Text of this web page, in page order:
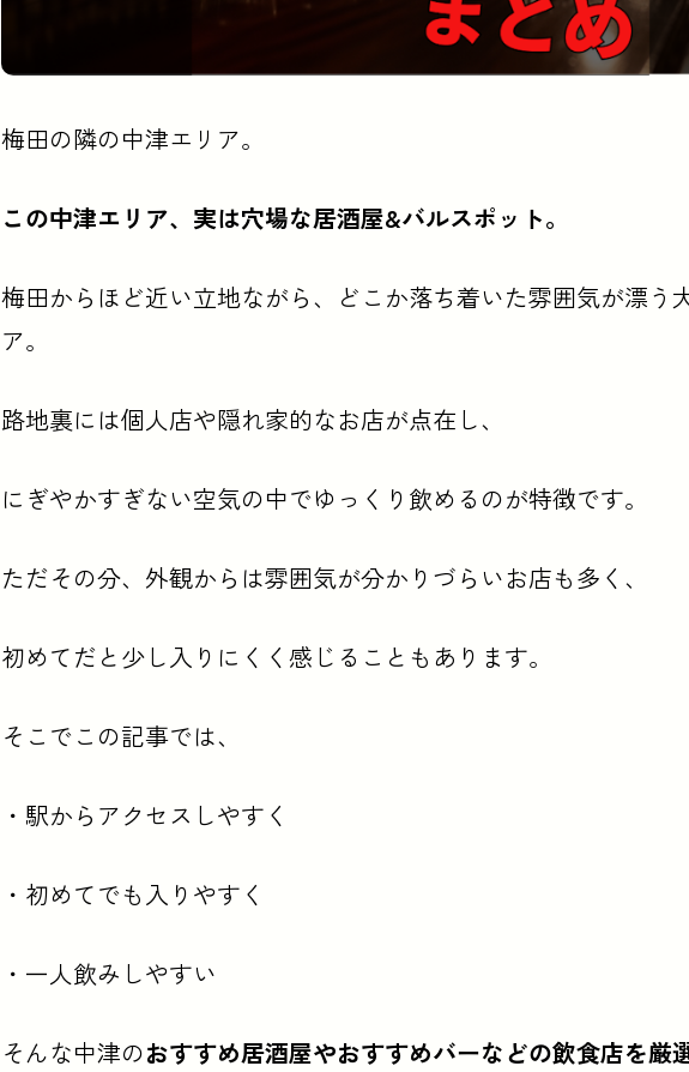
この記事の要点
梅田の隣の中津エリア。この中津エリア、実は穴場な居酒屋&amp;バルスポ
梅田の隣の中津エリア。
この中津エリア、実は穴場な居酒屋&バルスポット。
梅田からほど近い立地ながら、どこか落ち着いた雰囲気が漂う
ア。
路地裏には個人店や隠れ家的なお店が点在し、
にぎやかすぎない空気の中でゆっくり飲めるのが特徴です。
ただその分、外観からは雰囲気が分かりづらいお店も多く、
初めてだと少し入りにくく感じることもあります。
そこでこの記事では、
・駅からアクセスしやすく
・初めてでも入りやすく
・一人飲みしやすい
そんな中津のおすすめ居酒屋やおすすめバーなどの飲食店を厳